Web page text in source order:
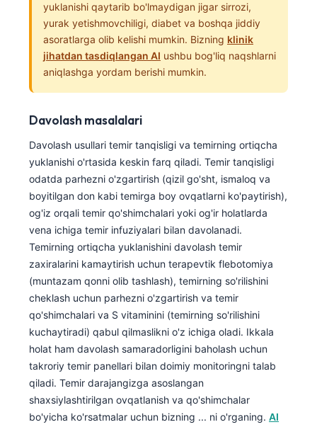
yuklanishi qaytarib bo'lmaydigan jigar sirrozi,
yurak yetishmovchiligi, diabet va boshqa jiddiy
asoratlarga olib kelishi mumkin. Bizning klinik
jihatdan tasdiqlangan AI ushbu bog'liq naqshlarni
aniqlashga yordam berishi mumkin.
Davolash masalalari
Davolash usullari temir tanqisligi va temirning ortiqcha
yuklanishi o'rtasida keskin farq qiladi. Temir tanqisligi
odatda parhezni o'zgartirish (qizil go'sht, ismaloq va
boyitilgan don kabi temirga boy ovqatlarni ko'paytirish),
og'iz orqali temir qo'shimchalari yoki og'ir holatlarda
vena ichiga temir infuziyalari bilan davolanadi.
Temirning ortiqcha yuklanishini davolash temir
zaxiralarini kamaytirish uchun terapevtik flebotomiya
(muntazam qonni olib tashlash), temirning so'rilishini
cheklash uchun parhezni o'zgartirish va temir
qo'shimchalari va S vitaminini (temirning so'rilishini
kuchaytiradi) qabul qilmaslikni o'z ichiga oladi. Ikkala
holat ham davolash samaradorligini baholash uchun
takroriy temir panellari bilan doimiy monitoringni talab
qiladi. Temir darajangizga asoslangan
shaxsiylashtirilgan ovqatlanish va qo'shimchalar
bo'yicha ko'rsatmalar uchun bizning ... ni o'rganing. AI
ગુજરાતી
ಕನ್ನಡ
മലയാളം
Bahasa Melayu
Tiếng Việt
Tagalog
ဗမာစာ
ភាសាខ្មែរ
Kiswahili
አማርኛ
Українська
Hrvatski
Slovenčina